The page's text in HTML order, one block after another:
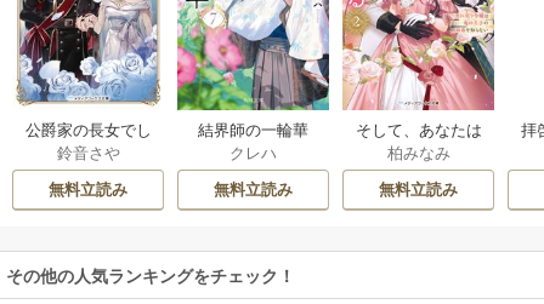
公爵家の長女でし
た
鈴音さや
無料立読み
結界師の一輪華
クレハ
無料立読み
そして、あなたは
私を捨てる
柏みなみ
無料立読み
拝
その他の人気ランキングをチェック！